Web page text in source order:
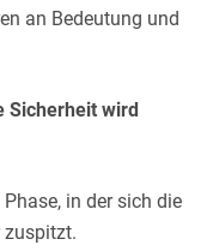
an Bedeutung und
Sicherheit wird
in der sich die
zuspitzt.